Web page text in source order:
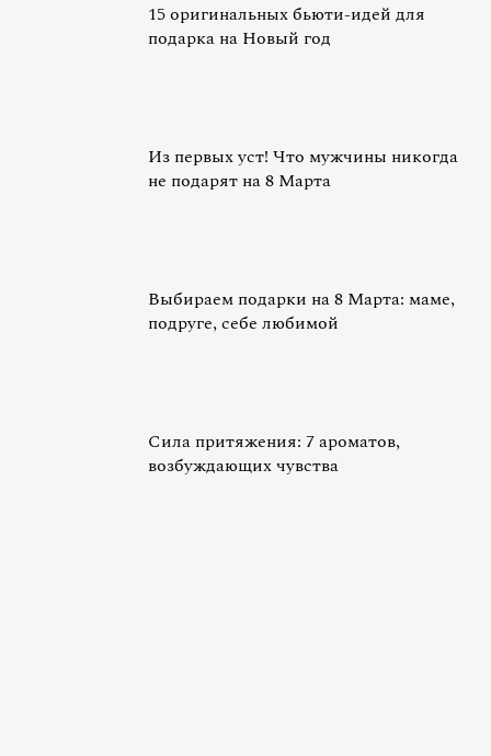
15 оригинальных бьюти-идей для
подарка на Новый год
Из первых уст! Что мужчины никогда
не подарят на 8 Марта
Выбираем подарки на 8 Марта: маме,
подруге, себе любимой
Сила притяжения: 7 ароматов,
возбуждающих чувства